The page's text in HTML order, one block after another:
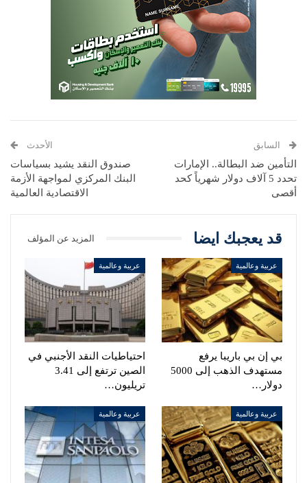
السابق
التأمين ضد البطالة.. الإمارات
تحدد 5 آلاف دولار شهرياً كحد
أقصى
الأحدث
صندوق النقد يشيد بسياسات
البنك المركزي لمواجهة الأزمة
الاقتصادية العالمية
قد يعجبك ايضا المزيد عن المؤلف
عربية وعالمية
بي إن بي باريبا يرفع
مستهدف الذهب إلى 5000
دولار…
عربية وعالمية
احتياطيات النقد الأجنبي في
الصين ترتفع إلى 3.41
تريليون…
عربية وعالمية عربية وعالمية